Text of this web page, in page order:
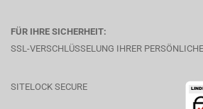
FÜR IHRE SICHERHEIT:
SSL-VERSCHLÜSSELUNG IHRER
SITELOCK SECURE